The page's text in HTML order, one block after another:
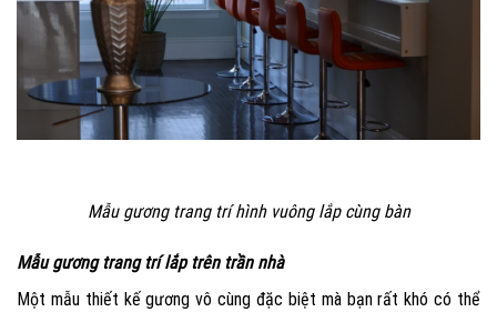
Mẫu gương trang trí hình vuông lắp cùng bàn
Mẫu gương trang trí lắp trên trần nhà
Một mẫu thiết kế gương vô cùng đặc biệt mà bạn rất khó có thể